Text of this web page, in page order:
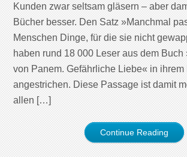
Kunden zwar seltsam gläsern – aber
Bücher besser. Den Satz »Manchmal
Menschen Dinge, für die sie nicht
haben rund 18 000 Leser aus dem Buch
von Panem. Gefährliche Liebe« in ihrem
angestrichen. Diese Passage ist damit
allen […]
Continue Reading